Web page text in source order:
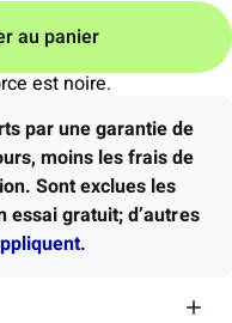
au panier
est noire.
par une garantie de
moins les frais de
Sont exclues les
essai gratuit; d’autres
.